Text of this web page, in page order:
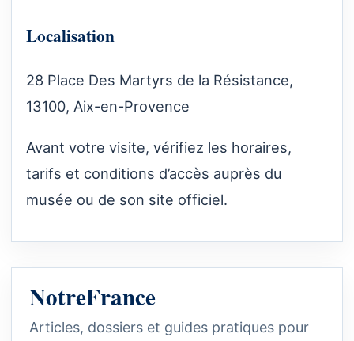
Localisation
28 Place Des Martyrs de la Résistance,
13100, Aix-en-Provence
Avant votre visite, vérifiez les horaires,
tarifs et conditions d’accès auprès du
musée ou de son site officiel.
NotreFrance
Articles, dossiers et guides pratiques pour